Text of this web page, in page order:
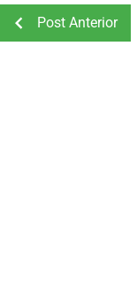
Post Anterior